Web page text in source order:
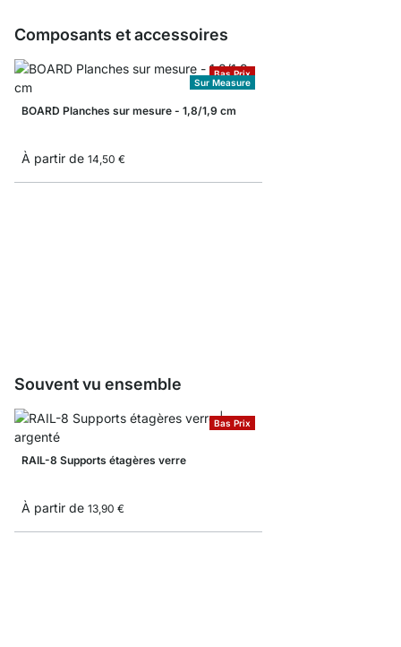
Composants et accessoires
Bas Prix
Sur Measure
BOARD Planches sur mesure - 1,8/1,9 cm
À partir de 14,50 €
Souvent vu ensemble
Bas Prix
RAIL-8 Supports étagères verre
À partir de 13,90 €